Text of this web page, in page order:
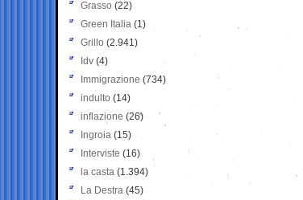
Grasso (22)
Green Italia (1)
Grillo (2.941)
Idv (4)
Immigrazione (734)
indulto (14)
inflazione (26)
Ingroia (15)
Interviste (16)
la casta (1.394)
La Destra (45)